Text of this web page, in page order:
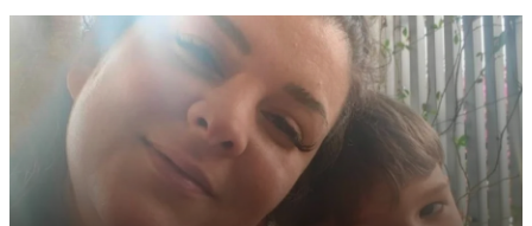
με στόχο την ανάδειξη της σημασίας του για την
πολιτιστική κληρονομιά της Κύπρου.